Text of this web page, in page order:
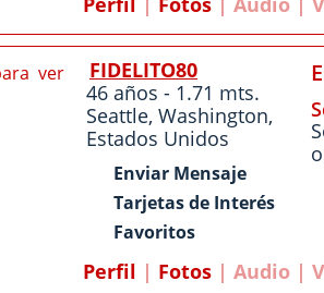
FIDELITO80
46 años - 1.71 mts.
Seattle, Washington,
Estados Unidos
Enviar Mensaje
Tarjetas de Interés
Favoritos
Perfil | Fotos | Audio |